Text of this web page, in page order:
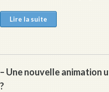
Lire la suite
– Une nouvelle animation
?